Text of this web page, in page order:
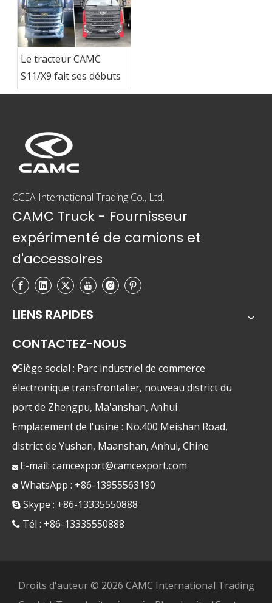
Le tracteur CAMC
S11/X9 fait ses débuts
CCEA International Trading Co., Ltd.
CAMC Truck - Fournisseur
expérimenté de camions et
d'accessoires
LIENS RAPIDES
CONTACTEZ-NOUS
Siège social : Parc industriel de commerce
électronique transfrontalier, nouveau district du
port de Zhengpu, Ma'anshan, Anhui
Emplacement de l'usine : No.400 Meishan Road,
district de Yushan, Maanshan, Anhui, Chine
 E-mail: camcexport@camcexport.com
 WhatsApp : +86-13955563190
 Skype : +86-13335550888
 Tél : +86-13335550888
Droits d'auteur © 2026 CAMC International Trading